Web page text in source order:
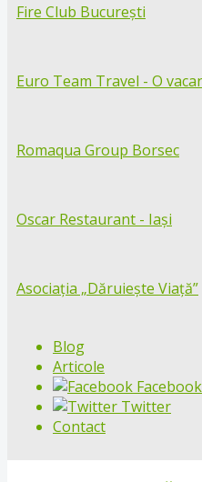
Fire Club București
Euro Team Travel - O
Romaqua Group Borsec
Oscar Restaurant - Iași
Asociația „Dăruiește Viață”
Blog
Articole
Facebook
Twitter
Contact